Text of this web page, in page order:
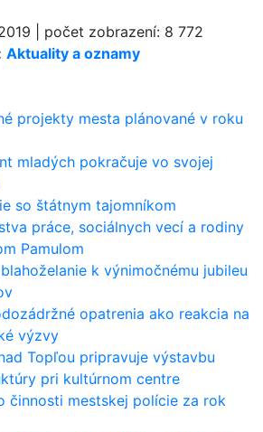
Aktuality a oznamy
projekty mesta plánované v roku
mladých pokračuje vo svojej
so štátnym tajomníkom
práce, sociálnych vecí a rodiny
Pamulom
k výnimočnému jubileu
opatrenia ako reakcia na
výzvy
Topľou pripravuje výstavbu
pri kultúrnom centre
činnosti mestskej polície za rok
počet zobrazení: 8 772